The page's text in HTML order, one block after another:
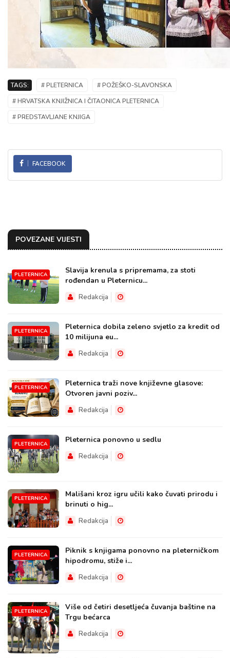
TAGS: # PLETERNICA
# POŽEŠKO-SLAVONSKA
# HRVATSKA KNJIŽNICA I ČITAONICA PLETERNICA
# PREDSTAVLJANE KNJIGA
FACEBOOK
POVEZANE VIJESTI
PLETERNICA
Slavija krenula s pripremama, za stoti
rođendan u Pleternicu...
Redakcija
PLETERNICA
Pleternica dobila zeleno svjetlo za kredit od
10 milijuna eu...
Redakcija
PLETERNICA
Pleternica traži nove književne glasove:
Otvoren javni poziv...
Redakcija
PLETERNICA Pleternica ponovno u sedlu
Redakcija
PLETERNICA
Mališani kroz igru učili kako čuvati prirodu i
brinuti o hig...
Redakcija
PLETERNICA
Piknik s knjigama ponovno na pleterničkom
hipodromu, stiže i...
Redakcija
PLETERNICA
Više od četiri desetljeća čuvanja baštine na
Trgu bećarca
Redakcija